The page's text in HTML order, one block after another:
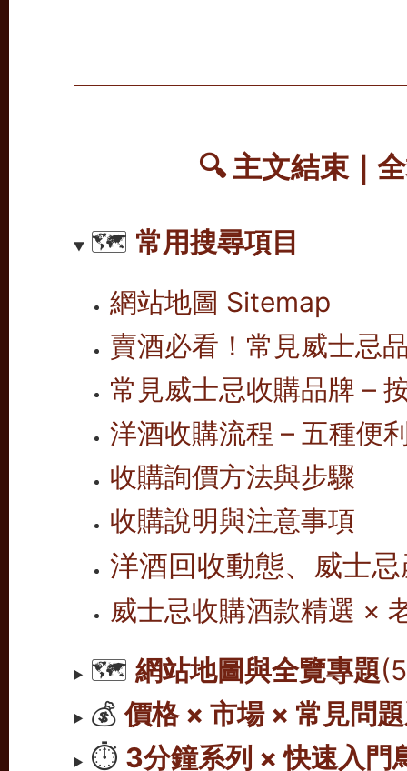
🔍 主文結束｜
🗺️ 常用搜尋項目
網站地圖 Sitemap
賣酒必看！常見威士忌
常見威士忌收購品牌 –
洋酒收購流程 – 五種便
收購詢價方法與步驟
收購說明與注意事項
洋酒回收動態、威士
威士忌收購酒款精選 ×
🗺️網站地圖與全覽專題
💰價格 × 市場 × 常見問
⏱️ 3分鐘系列 × 快速入門